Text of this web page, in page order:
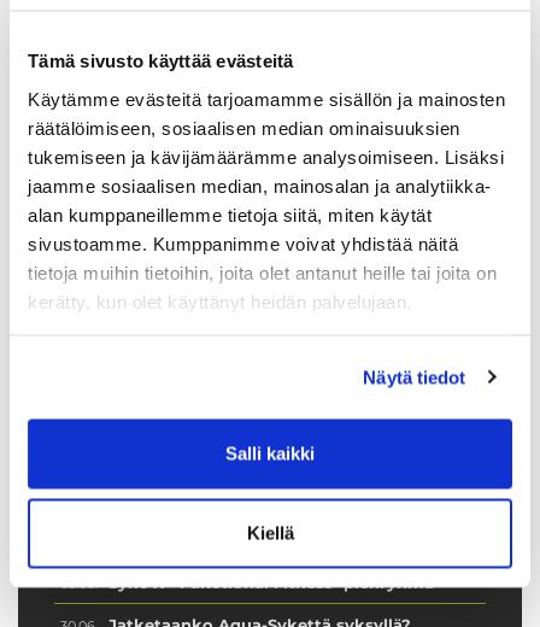
Tämä sivusto käyttää evästeitä
Käytämme evästeitä tarjoamamme sisällön ja mainosten
räätälöimiseen, sosiaalisen median ominaisuuksien
tukemiseen ja kävijämäärämme analysoimiseen. Lisäksi
jaamme sosiaalisen median, mainosalan ja analytiikka-
alan kumppaneillemme tietoja siitä, miten käytät
sivustoamme. Kumppanimme voivat yhdistää näitä
tietoja muihin tietoihin, joita olet antanut heille tai joita on
kerätty, kun olet käyttänyt heidän palvelujaan.
Näytä tiedot
Salli kaikki
Kiellä
Syke X - Functional Fitness -
pienryhmä
Tartu ainutlaatuiseen tilaisuuteen ja tule
mukaan 10 viikon intensiiviseen
pienryhmävalmennukseen. Valmennus on
englanninkielinen ja alkaa taas keskiviikkona
Tuoreimmat uutiset